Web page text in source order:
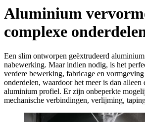
Aluminium
complexe
Een slim ontworpen geëxtrudeerd
nabewerking. Maar indien nodig, is het
verdere bewerking, fabricage en
onderdelen, waardoor het meer is dan alleen
aluminium profiel. Er zijn onbeperkte
mechanische verbindingen, verlijming,